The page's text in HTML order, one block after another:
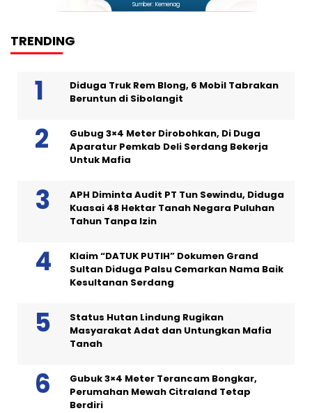
Sumber: Kemenag
TRENDING
Diduga Truk Rem Blong, 6 Mobil Tabrakan
Beruntun di Sibolangit
Gubug 3×4 Meter Dirobohkan, Di Duga
Aparatur Pemkab Deli Serdang Bekerja
Untuk Mafia
APH Diminta Audit PT Tun Sewindu, Diduga
Kuasai 48 Hektar Tanah Negara Puluhan
Tahun Tanpa Izin
Klaim “DATUK PUTIH” Dokumen Grand
Sultan Diduga Palsu Cemarkan Nama Baik
Kesultanan Serdang
Status Hutan Lindung Rugikan
Masyarakat Adat dan Untungkan Mafia
Tanah
Gubuk 3×4 Meter Terancam Bongkar,
Perumahan Mewah Citraland Tetap
Berdiri